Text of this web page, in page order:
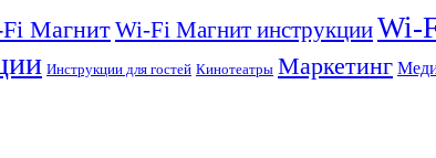
МагнитWi-Fi Магнит инструкцииWi-
Инструкции для гостей Кинотеатры Маркетинг